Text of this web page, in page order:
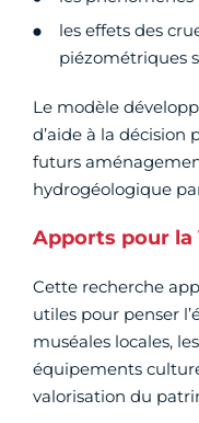
les effets des
piézométriques
Le modèle
d’aide à la décision
futurs
hydrogéologique
Apports pour la
Cette recherche
utiles pour penser
muséales locales,
équipements
valorisation du